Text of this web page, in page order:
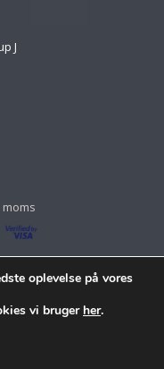
J
oplevelse på vores
vi bruger her.